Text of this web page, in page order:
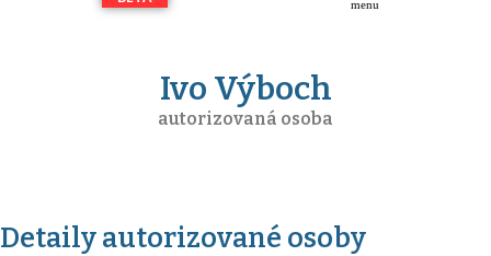
Ivo Výboch
autorizovaná osoba
Detaily autorizované osoby